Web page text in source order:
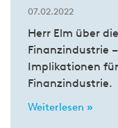
07.02.2022
Herr Elm über
Finanzindustrie
Implikationen
Finanzindustrie.
Weiterlesen »